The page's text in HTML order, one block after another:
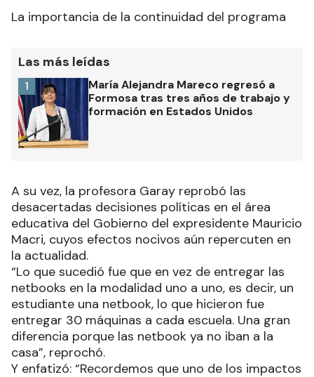
La importancia de la continuidad del programa
Las más leídas
María Alejandra Mareco regresó a
Formosa tras tres años de trabajo y
formación en Estados Unidos
1
A su vez, la profesora Garay reprobó las
desacertadas decisiones políticas en el área
educativa del Gobierno del expresidente Mauricio
Macri, cuyos efectos nocivos aún repercuten en
la actualidad.
“Lo que sucedió fue que en vez de entregar las
netbooks en la modalidad uno a uno, es decir, un
estudiante una netbook, lo que hicieron fue
entregar 30 máquinas a cada escuela. Una gran
diferencia porque las netbook ya no iban a la
casa”, reprochó.
Y enfatizó: “Recordemos que uno de los impactos